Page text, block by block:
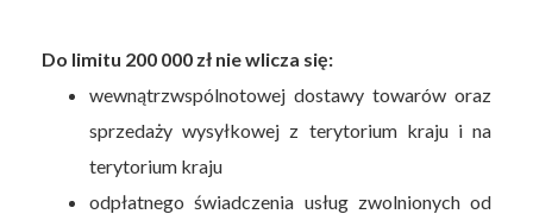
Do limitu 200 000 zł nie wlicza się:
wewnątrzwspólnotowej dostawy towarów oraz
sprzedaży wysyłkowej z terytorium kraju i na
terytorium kraju
odpłatnego świadczenia usług zwolnionych od